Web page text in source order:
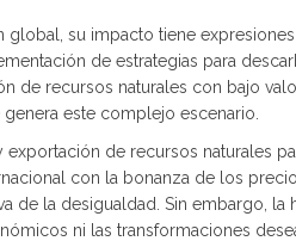
su impacto tiene
de estrategias para
de recursos naturales con bajo
este complejo escenario.
de recursos naturales
con la bonanza de los
de la desigualdad. Sin embargo, la
ni las transformaciones